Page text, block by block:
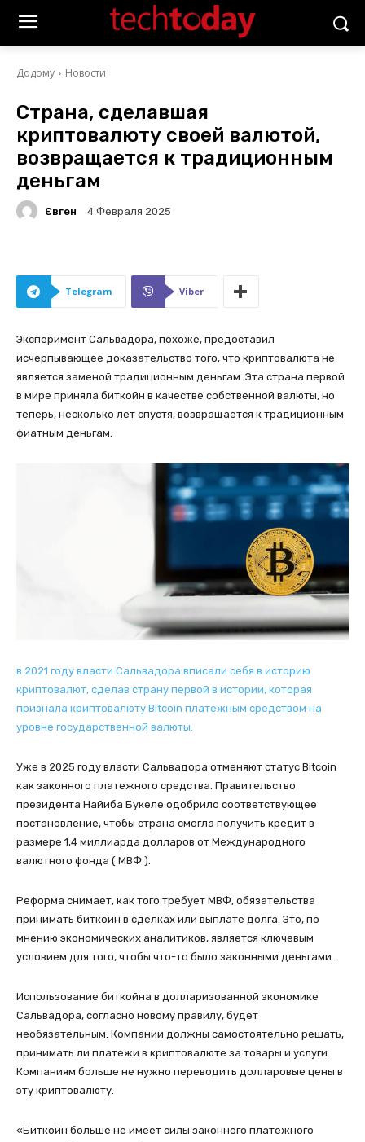
Додому Новости
Страна, сделавшая
криптовалюту своей валютой,
возвращается к традиционным
деньгам
Євген 4 Февраля 2025
Telegram Viber
Эксперимент Сальвадора, похоже, предоставил
исчерпывающее доказательство того, что криптовалюта не
является заменой традиционным деньгам. Эта страна первой
в мире приняла биткойн в качестве собственной валюты, но
теперь, несколько лет спустя, возвращается к традиционным
фиатным деньгам.
в 2021 году власти Сальвадора вписали себя в историю
криптовалют, сделав страну первой в истории, которая
признала криптовалюту Bitcoin платежным средством на
уровне государственной валюты.
Уже в 2025 году власти Сальвадора отменяют статус Bitcoin
как законного платежного средства. Правительство
президента Найиба Букеле одобрило соответствующее
постановление, чтобы страна смогла получить кредит в
размере 1,4 миллиарда долларов от Международного
валютного фонда ( МВФ ).
Реформа снимает, как того требует МВФ, обязательства
принимать биткоин в сделках или выплате долга. Это, по
мнению экономических аналитиков, является ключевым
условием для того, чтобы что-то было законными деньгами.
Использование биткойна в долларизованной экономике
Сальвадора, согласно новому правилу, будет
необязательным. Компании должны самостоятельно решать,
принимать ли платежи в криптовалюте за товары и услуги.
Компаниям больше не нужно переводить долларовые цены в
эту криптовалюту.
«Биткойн больше не имеет силы законного платежного